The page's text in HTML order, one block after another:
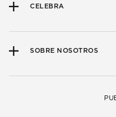
CELEBRA
SOBRE NOSOTROS